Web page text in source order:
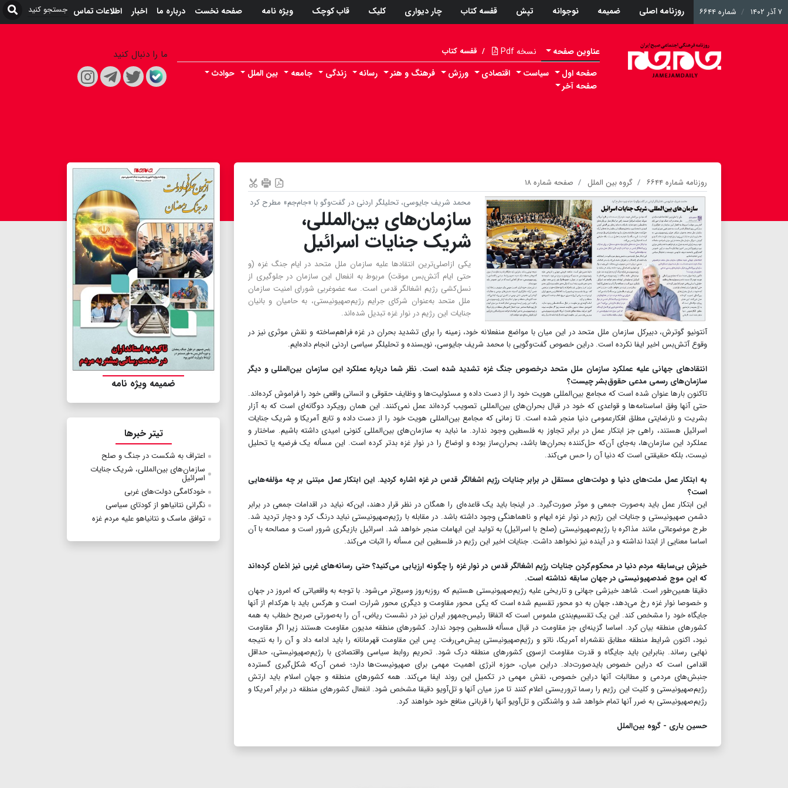
۷ آذر ۱۴۰۲ شماره ۶۶۴۴ روزنامه اصلی ضمیمه نوجوانه تپش قفسه کتاب چار دیواری کلیک قاب کوچک ویژه نامه صفحه نخست درباره ما اخبار اطلاعات تماس
عناوین صفحه نسخه Pdf / قفسه کتاب
صفحه اول سیاست اقتصادی ورزش فرهنگ و هنر رسانه زندگی جامعه بین الملل
حوادث
صفحه آخر
ما را دنبال کنید
روزنامه شماره ۶۶۴۴ گروه بین الملل
صفحه شماره ۱۸
محمد شریف جایوسی، تحلیلگر اردنی در گفت‌وگو با «جام‌جم» مطرح کرد
سازمان‌های بین‌المللی،
شریک جنایات اسرائیل
یکی ازاصلی‌ترین انتقادها علیه سازمان ملل متحد در ایام جنگ غزه (و
حتی ایام آتش‌بس موقت) مربوط به انفعال این سازمان در جلوگیری از
نسل‌کشی رژیم اشغالگر قدس است. سه عضوغربی شورای امنیت سازمان
ملل متحد به‌عنوان شرکای جرایم رژیم‌صهیونیستی، به حامیان و بانیان
جنایات این رژیم در نوار غزه تبدیل شده‌اند.
آنتونیو گوترش، دبیرکل سازمان ملل متحد در این میان با مواضع منفعلانه خود، زمینه را برای تشدید بحران در غزه فراهم‌ساخته و نقش موثری نیز در
وقوع آتش‌بس اخیر ایفا نکرده است. دراین خصوص گفت‌وگویی با محمد شریف جایوسی، نویسنده و تحلیلگر سیاسی اردنی انجام داده‌ایم.
انتقادهای جهانی علیه عملکرد سازمان ملل متحد درخصوص جنگ غزه تشدید شده است. نظر شما درباره عملکرد این سازمان بین‌المللی و دیگر
سازمان‌های رسمی مدعی حقوق‌بشر چیست؟
تاکنون بارها عنوان شده است که مجامع بین‌المللی هویت خود را از دست داده و مسئولیت‌ها و وظایف حقوقی و انسانی واقعی خود را فراموش کرده‌اند.
حتی آنها وفق اساسنامه‌ها و قواعدی که خود در قبال بحران‌های بین‌المللی تصویب کرده‌اند عمل نمی‌کنند. این همان رویکرد دوگانه‌ای است که به آزار
بشریت و نارضایتی مطلق افکارعمومی دنیا منجر شده است. تا زمانی که مجامع بین‌المللی هویت خود را از دست داده و تابع آمریکا و شریک جنایات
اسرائیل هستند، راهی جز ابتکار عمل در برابر تجاوز به فلسطین وجود ندارد. ما نباید به سازمان‌های بین‌المللی کنونی امیدی داشته باشیم. ساختار و
عملکرد این سازمان‌ها، به‌جای آن‌که حل‌کننده بحران‌ها باشد، بحران‌ساز بوده و اوضاع را در نوار غزه بدتر کرده است. این مسأله یک فرضیه یا تحلیل
نیست، بلکه حقیقتی است که دنیا آن را حس می‌کند.
به ابتکار عمل ملت‌های دنیا و دولت‌های مستقل در برابر جنایات رژیم اشغالگر قدس در غزه اشاره کردید. این ابتکار عمل مبتنی بر چه مؤلفه‌هایی
است؟
این ابتکار عمل باید به‌صورت جمعی و موثر صورت‌گیرد. در اینجا باید یک قاعده‌ای را همگان در نظر قرار دهند، این‌که نباید در اقدامات جمعی در برابر
دشمن صهیونیستی و جنایات این رژیم در نوار غزه ابهام و ناهماهنگی وجود داشته باشد. در مقابله با رژیم‌صهیونیستی نباید درنگ کرد و دچار تردید شد.
طرح موضوعاتی مانند مذاکره با رژیم‌صهیونیستی (صلح با اسرائیل) به تولید این ابهامات منجر خواهد شد. اسرائیل بازیگری شرور است و مصالحه با آن
اساسا معنایی از ابتدا نداشته و در آینده نیز نخواهد داشت. جنایات اخیر این رژیم در فلسطین این مسأله را اثبات می‌کند.
خیزش بی‌سابقه مردم دنیا در محکوم‌کردن جنایات رژیم اشغالگر قدس در نوار غزه را چگونه ارزیابی می‌کنید؟ حتی رسانه‌های غربی نیز اذعان کرده‌اند
که این موج ضدصهیونیستی در جهان سابقه نداشته است.
دقیقا همین‌طور است. شاهد خیزشی جهانی و تاریخی علیه رژیم‌صهیونیستی هستیم که روزبه‌روز وسیع‌تر می‌شود. با توجه به واقعیاتی که امروز در جهان
و خصوصا نوار غزه رخ می‌دهد، جهان به دو محور تقسیم شده است که یکی محور مقاومت و دیگری محور شرارت است و هرکس باید با هرکدام از آنها
جایگاه خود را مشخص کند. این یک تقسیم‌بندی ملموس است که اتفاقا رئیس‌جمهور ایران نیز در نشست ریاض، آن را به‌صورتی صریح خطاب به همه
کشورهای منطقه بیان کرد. اساسا گزینه‌ای جز مقاومت در قبال مسأله فلسطین وجود ندارد. کشورهای منطقه مدیون مقاومت هستند زیرا اگر مقاومت
نبود، اکنون شرایط منطقه مطابق نقشه‌راه آمریکا، ناتو و رژیم‌صهیونیستی پیش‌می‌رفت. پس این مقاومت قهرمانانه را باید ادامه داد و آن را به نتیجه
نهایی رساند. بنابراین باید جایگاه و قدرت مقاومت ازسوی کشورهای منطقه درک شود. تحریم روابط سیاسی واقتصادی با رژیم‌صهیونیستی، حداقل
اقدامی است که دراین خصوص بایدصورت‌داد. دراین میان، حوزه انرژی اهمیت مهمی برای صهیونیست‌ها دارد؛ ضمن آن‌که شکل‌گیری گسترده
جنبش‌های مردمی و مطالبات آنها دراین خصوص، نقش مهمی در تکمیل این روند ایفا می‌کند. همه کشورهای منطقه و جهان اسلام باید ارتش
رژیم‌صهیونیستی و کلیت این رژیم را رسما تروریستی اعلام کنند تا مرز میان آنها و تل‌آویو دقیقا مشخص شود. انفعال کشورهای منطقه در برابر آمریکا و
رژیم‌صهیونیستی به ضرر آنها تمام خواهد شد و واشنگتن و تل‌آویو آنها را قربانی منافع خود خواهند کرد.
حسین یاری - گروه بین‌الملل
ضمیمه ویژه نامه
تیتر خبرها
اعتراف به شکست در جنگ و صلح
سازمان‌های بین‌المللی، شریک جنایات
اسرائیل
خودکامگی دولت‌های غربی
نگرانی نتانیاهو از کودتای سیاسی
توافق ماسک و نتانیاهو علیه مردم غزه